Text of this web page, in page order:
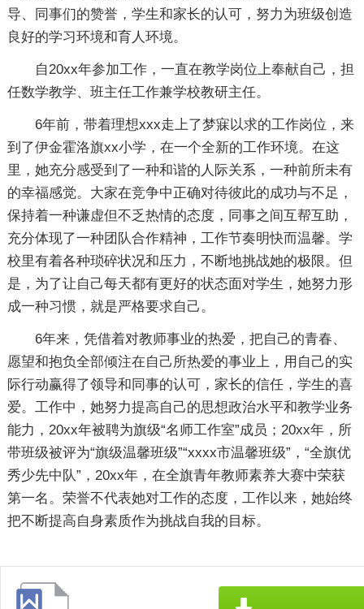
导、同事们的赞誉，学生和家长的认可，努力为班级创造
良好的学习环境和育人环境。
自20xx年参加工作，一直在教学岗位上奉献自己，担
任数学教学、班主任工作兼学校教研主任。
6年前，带着理想xxx走上了梦寐以求的工作岗位，来
到了伊金霍洛旗xx小学，在一个全新的工作环境。在这
里，她充分感受到了一种和谐的人际关系，一种前所未有
的幸福感觉。大家在竞争中正确对待彼此的成功与不足，
保持着一种谦虚但不乏热情的态度，同事之间互帮互助，
充分体现了一种团队合作精神，工作节奏明快而温馨。学
校里有着各种琐碎状况和压力，不断地挑战她的极限。但
是，为了让自己每天都有更好的状态面对学生，她努力形
成一种习惯，就是严格要求自己。
6年来，凭借着对教师事业的热爱，把自己的青春、
愿望和抱负全部倾注在自己所热爱的事业上，用自己的实
际行动赢得了领导和同事的认可，家长的信任，学生的喜
爱。工作中，她努力提高自己的思想政治水平和教学业务
能力，20xx年被聘为旗级“名师工作室”成员；20xx年，所
带班级被评为“旗级温馨班级”“xxxx市温馨班级”，“全旗优
秀少先中队”，20xx年，在全旗青年教师素养大赛中荣获
第一名。荣誉不代表她对工作的态度，工作以来，她始终
把不断提高自身素质作为挑战自我的目标。